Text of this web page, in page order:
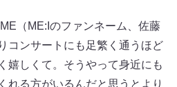
（ME:Iのファンネーム、佐藤
コンサートにも足繁く通うほど
嬉しくて。そうやって身近にも
れる方がいるんだと思うとより